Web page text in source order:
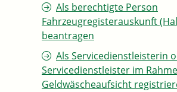
Als berechtigte Person
Fahrzeugregisterauskunft
beantragen
Als Servicedienstleisterin
Servicedienstleister im
Geldwäscheaufsicht